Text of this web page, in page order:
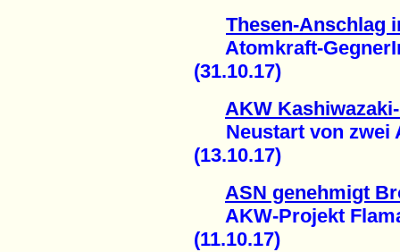
Thesen-Anschlag
Atomkraft-
(31.10.17)
AKW
Neustart von zwei
(13.10.17)
ASN genehmigt
AKW-Projekt
(11.10.17)